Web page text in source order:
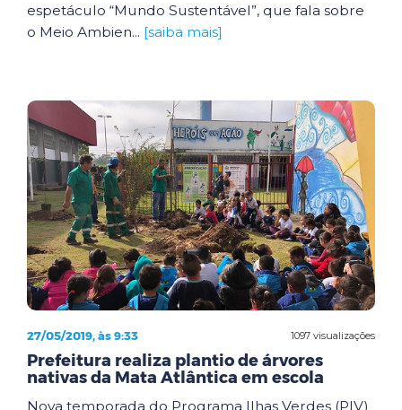
espetáculo “Mundo Sustentável”, que fala sobre
o Meio Ambien... [saiba mais]
1097 visualizações
27/05/2019, às 9:33
Prefeitura realiza plantio de árvores
nativas da Mata Atlântica em escola
Nova temporada do Programa Ilhas Verdes (PIV)